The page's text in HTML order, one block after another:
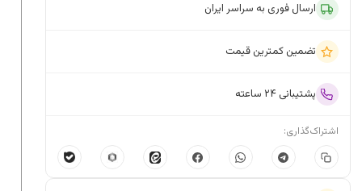
ارسال فوری به سراسر ایران
تضمین کمترین قیمت
پشتیبانی ۲۴ ساعته
اشتراک‌گذاری: